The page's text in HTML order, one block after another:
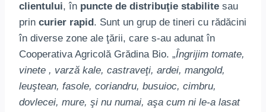
clientului, în puncte de distribuţie stabilite sau
prin curier rapid. Sunt un grup de tineri cu rădăcini
în diverse zone ale ţării, care s-au adunat în
Cooperativa Agricolă Grădina Bio. „Îngrijim tomate,
vinete , varză kale, castraveţi, ardei, mangold,
leuştean, fasole, coriandru, busuioc, cimbru,
dovlecei, mure, şi nu numai, aşa cum ni le-a lasat